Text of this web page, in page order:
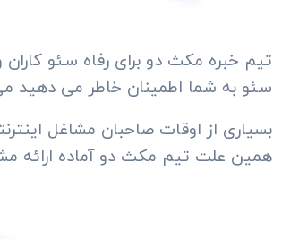
تیم خبره مکث دو برای رفاه سئو
سئو به شما اطمینان خاطر می دهید می
بسیاری از اوقات صاحبان مشاغل
همین علت تیم مکث دو آماده ارائه مشاوره سئو از 0 تا 100 آن بوده و شما می توانید از تجربیات حرفه ای